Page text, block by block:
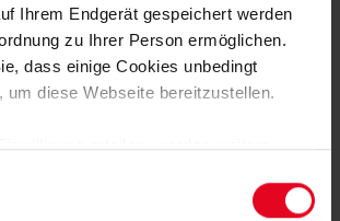
Ihrem Endgerät gespeichert werden
zu Ihrer Person ermöglichen.
dass einige Cookies unbedingt
um diese Webseite bereitzustellen.
erteilen, werden weitere
persönlichen Identifikatoren oder
Ursprünglich: € 29,95 bis zu -33%